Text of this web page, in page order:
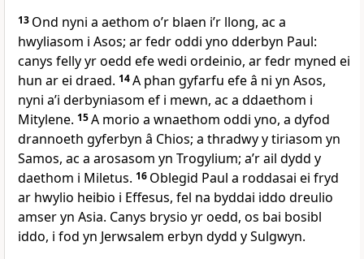
13 Ond nyni a aethom o’r blaen i’r llong, ac a
hwyliasom i Asos; ar fedr oddi yno dderbyn Paul:
canys felly yr oedd efe wedi ordeinio, ar fedr myned ei
hun ar ei draed. 14A phan gyfarfu efe â ni yn Asos,
nyni a’i derbyniasom ef i mewn, ac a ddaethom i
Mitylene. 15A morio a wnaethom oddi yno, a dyfod
drannoeth gyferbyn â Chios; a thradwy y tiriasom yn
Samos, ac a arosasom yn Trogylium; a’r ail dydd y
daethom i Miletus. 16 Oblegid Paul a roddasai ei fryd
ar hwylio heibio i Effesus, fel na byddai iddo dreulio
amser yn Asia. Canys brysio yr oedd, os bai bosibl
iddo, i fod yn Jerwsalem erbyn dydd y Sulgwyn.